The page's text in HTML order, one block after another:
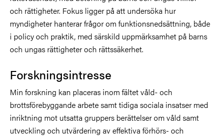
och rättigheter. Fokus ligger på att undersöka hur
myndigheter hanterar frågor om funktionsnedsättning, både
i policy och praktik, med särskild uppmärksamhet på barns
och ungas rättigheter och rättssäkerhet.
Forskningsintresse
Min forskning kan placeras inom fältet våld- och
brottsförebyggande arbete samt tidiga sociala insatser med
inriktning mot utsatta gruppers berättelser om våld samt
utveckling och utvärdering av effektiva förhörs- och